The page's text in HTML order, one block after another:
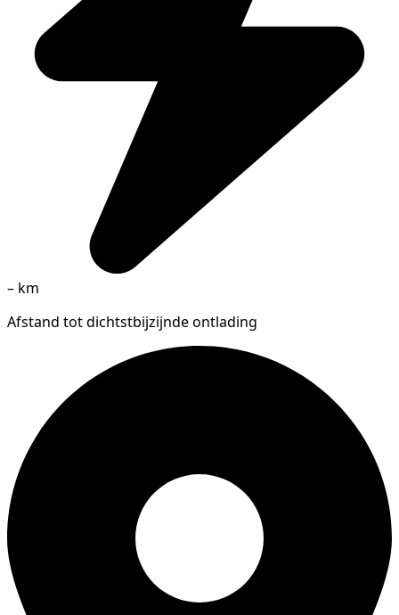
– km
Afstand tot dichtstbijzijnde ontlading